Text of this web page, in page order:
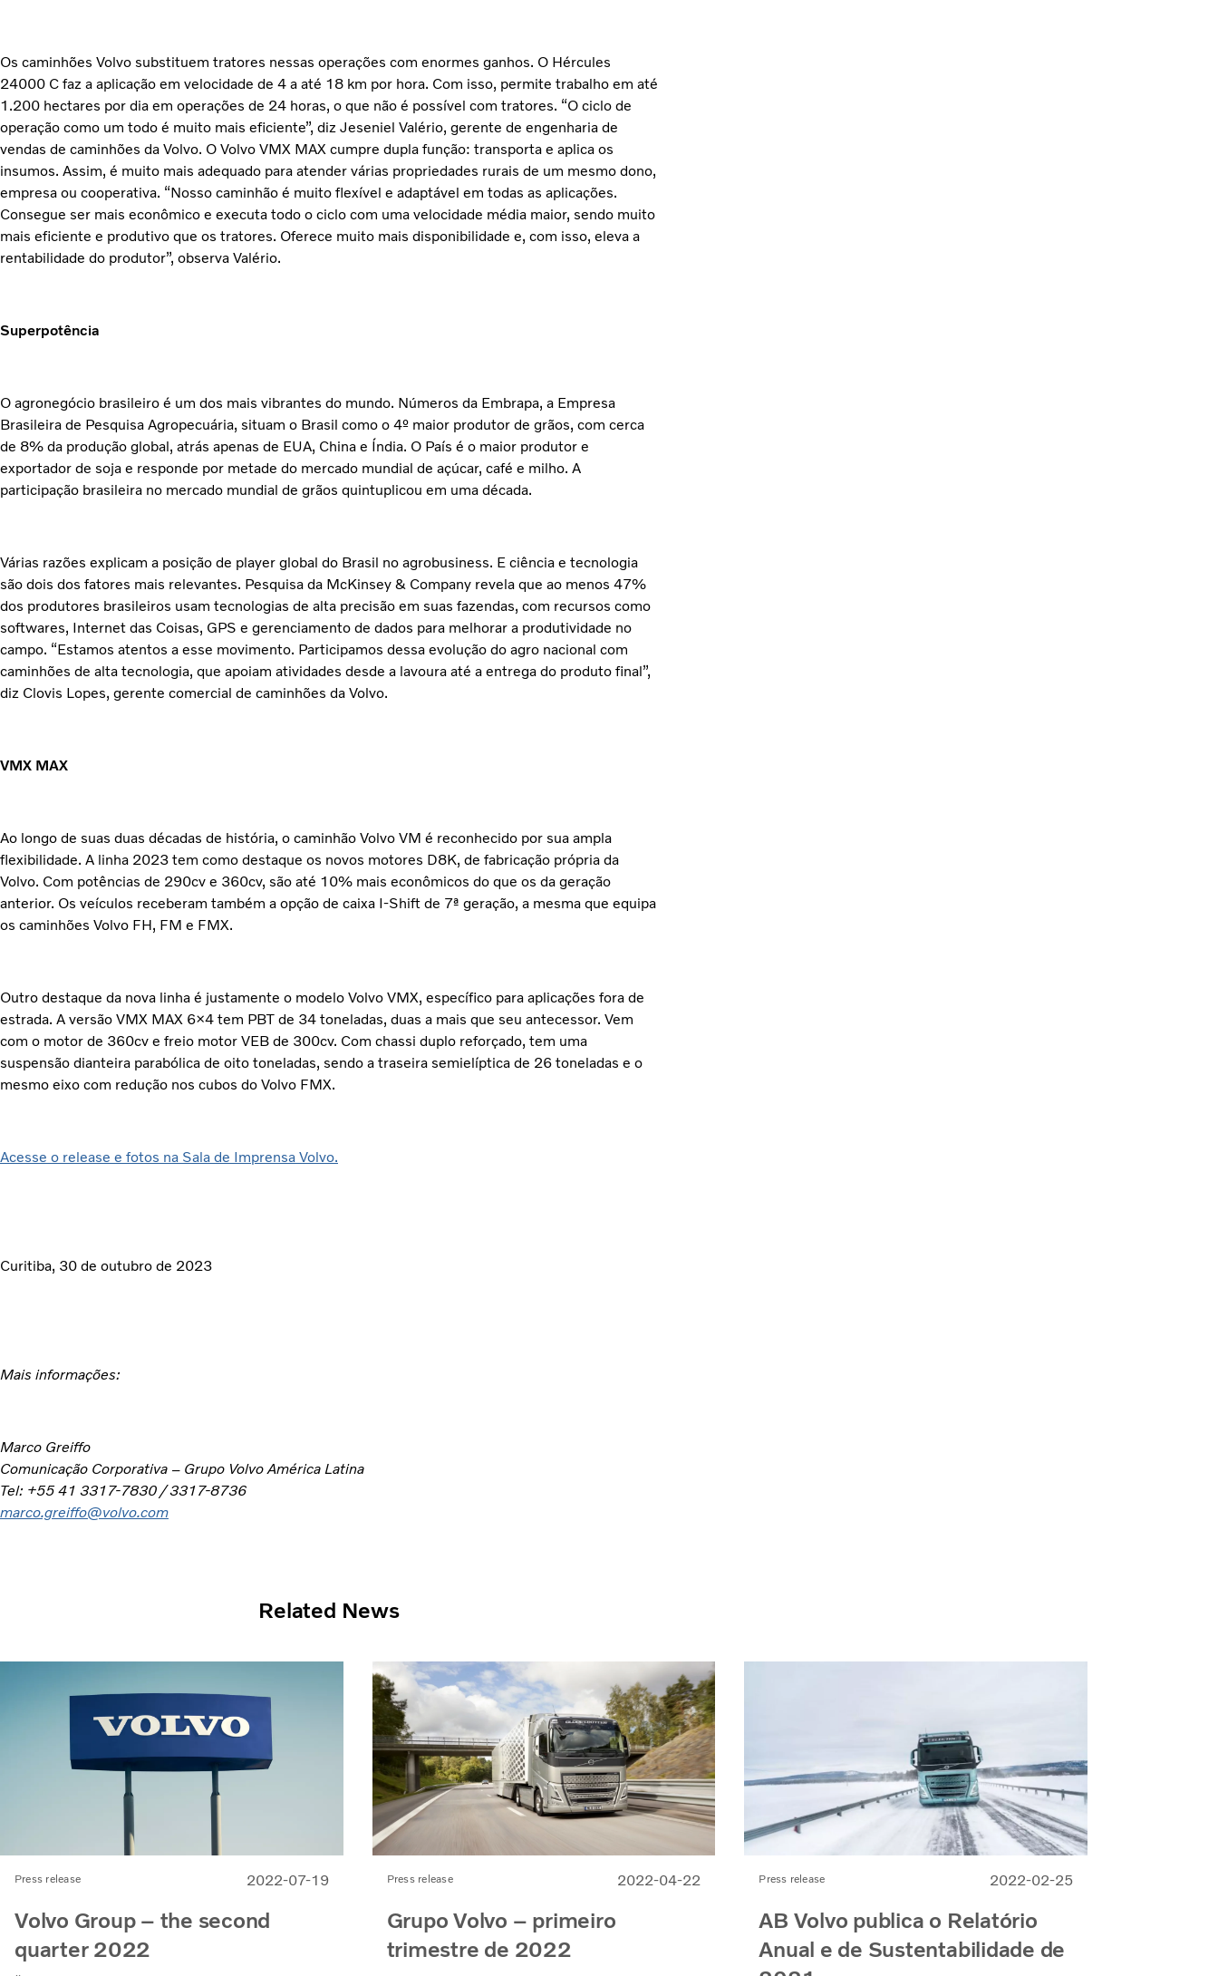
Os caminhões Volvo substituem tratores nessas operações com enormes ganhos. O Hércules
24000 C faz a aplicação em velocidade de 4 a até 18 km por hora. Com isso, permite trabalho em até
1.200 hectares por dia em operações de 24 horas, o que não é possível com tratores. “O ciclo de
operação como um todo é muito mais eficiente”, diz Jeseniel Valério, gerente de engenharia de
vendas de caminhões da Volvo. O Volvo VMX MAX cumpre dupla função: transporta e aplica os
insumos. Assim, é muito mais adequado para atender várias propriedades rurais de um mesmo dono,
empresa ou cooperativa. “Nosso caminhão é muito flexível e adaptável em todas as aplicações.
Consegue ser mais econômico e executa todo o ciclo com uma velocidade média maior, sendo muito
mais eficiente e produtivo que os tratores. Oferece muito mais disponibilidade e, com isso, eleva a
rentabilidade do produtor”, observa Valério.
Superpotência
O agronegócio brasileiro é um dos mais vibrantes do mundo. Números da Embrapa, a Empresa
Brasileira de Pesquisa Agropecuária, situam o Brasil como o 4º maior produtor de grãos, com cerca
de 8% da produção global, atrás apenas de EUA, China e Índia. O País é o maior produtor e
exportador de soja e responde por metade do mercado mundial de açúcar, café e milho. A
participação brasileira no mercado mundial de grãos quintuplicou em uma década.
Várias razões explicam a posição de player global do Brasil no agrobusiness. E ciência e tecnologia
são dois dos fatores mais relevantes. Pesquisa da McKinsey & Company revela que ao menos 47%
dos produtores brasileiros usam tecnologias de alta precisão em suas fazendas, com recursos como
softwares, Internet das Coisas, GPS e gerenciamento de dados para melhorar a produtividade no
campo. “Estamos atentos a esse movimento. Participamos dessa evolução do agro nacional com
caminhões de alta tecnologia, que apoiam atividades desde a lavoura até a entrega do produto final”,
diz Clovis Lopes, gerente comercial de caminhões da Volvo.
VMX MAX
Ao longo de suas duas décadas de história, o caminhão Volvo VM é reconhecido por sua ampla
flexibilidade. A linha 2023 tem como destaque os novos motores D8K, de fabricação própria da
Volvo. Com potências de 290cv e 360cv, são até 10% mais econômicos do que os da geração
anterior. Os veículos receberam também a opção de caixa I-Shift de 7ª geração, a mesma que equipa
os caminhões Volvo FH, FM e FMX.
Outro destaque da nova linha é justamente o modelo Volvo VMX, específico para aplicações fora de
estrada. A versão VMX MAX 6×4 tem PBT de 34 toneladas, duas a mais que seu antecessor. Vem
com o motor de 360cv e freio motor VEB de 300cv. Com chassi duplo reforçado, tem uma
suspensão dianteira parabólica de oito toneladas, sendo a traseira semielíptica de 26 toneladas e o
mesmo eixo com redução nos cubos do Volvo FMX.
Acesse o release e fotos na Sala de Imprensa Volvo.
Curitiba, 30 de outubro de 2023
Mais informações:
Marco Greiffo
Comunicação Corporativa – Grupo Volvo América Latina
Tel: +55 41 3317-7830 / 3317-8736
marco.greiffo@volvo.com
Related News
Press release 2022-07-19
Volvo Group – the second
quarter 2022
Press release 2022-04-22
Grupo Volvo – primeiro
trimestre de 2022
Press release 2022-02-25
AB Volvo publica o Relatório
Anual e de Sustentabilidade de